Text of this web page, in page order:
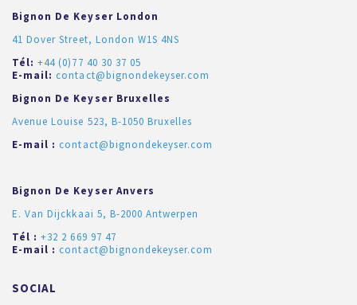
Bignon De Keyser London
41 Dover Street, London W1S 4NS
Tél:+44 (0)77 40 30 37 05
E-mail: contact@bignondekeyser.com
Bignon De Keyser Bruxelles
Avenue Louise 523, B-1050 Bruxelles
E-mail : contact@bignondekeyser.com
Bignon De Keyser Anvers
E. Van Dijckkaai 5, B-2000 Antwerpen
Tél :+32 2 669 97 47
E-mail : contact@bignondekeyser.com
SOCIAL